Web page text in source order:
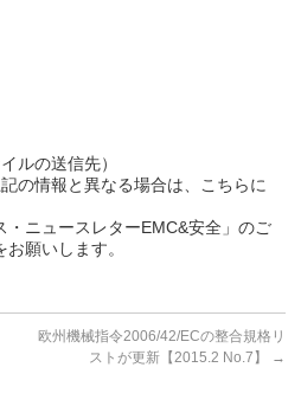
ルの送信先）
の情報と異なる場合は、こちらに
・ニュースレターEMC&安全」のご
願いします。
欧州機械指令2006/42/ECの整合規格リ
ストが更新【2015.2 No.7】
→